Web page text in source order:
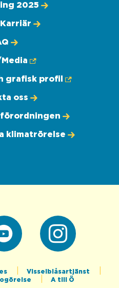
2025
grafisk profil
oss
klimatrörelse
Visselblåsartjänst
A till Ö